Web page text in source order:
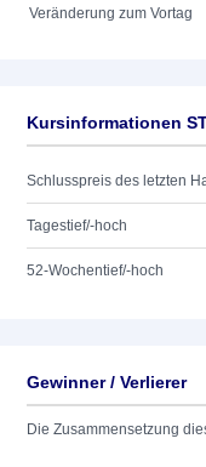
Veränderung zum Vortag
Kursinformationen
Schlusspreis des letzten
Tagestief/-hoch
52-Wochentief/-hoch
Gewinner / Verlierer
Die Zusammensetzung